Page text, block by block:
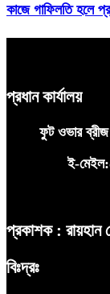
কাজে গাফিলতি হলে
প্রধান কার্যালয়
ফুট ওভার ব্রীজ
ই-
প্রকাশক : রায়হান
বিঃদ্রঃ